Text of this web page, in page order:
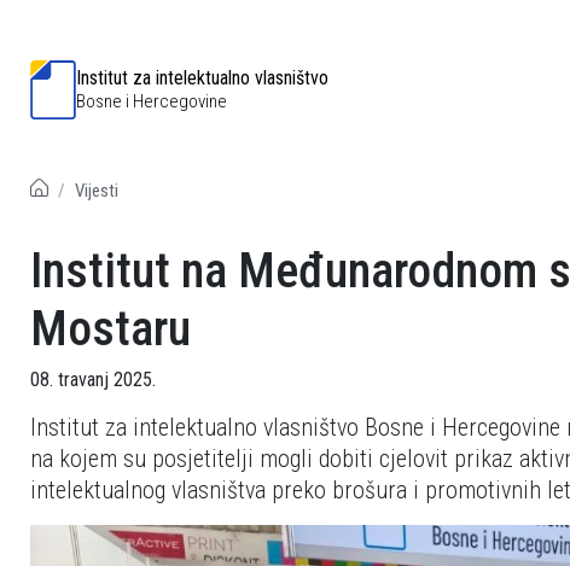
Institut za intelektualno vlasništvo
Bosne i Hercegovine
Vijesti
Institut na Međunarodnom
Mostaru
08. travanj 2025.
Institut za intelektualno vlasništvo Bosne i
na kojem su posjetitelji mogli dobiti cjelovit prikaz
intelektualnog vlasništva preko brošura i promotivnih